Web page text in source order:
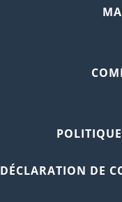
DÉCLARATION DE